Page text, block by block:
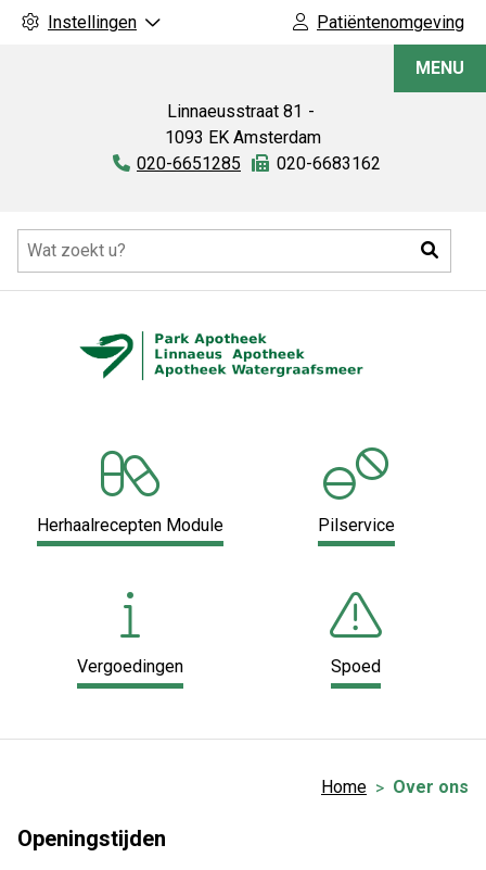
Instellingen Patiëntenomgeving
Linnaeusstraat 81
1093 EK Amsterdam
Tel:
020-6651285 Fax:
020-6683162
MENU
Herhaalrecepten Module Pilservice
Vergoedingen Spoed
Home Over ons
Openingstijden